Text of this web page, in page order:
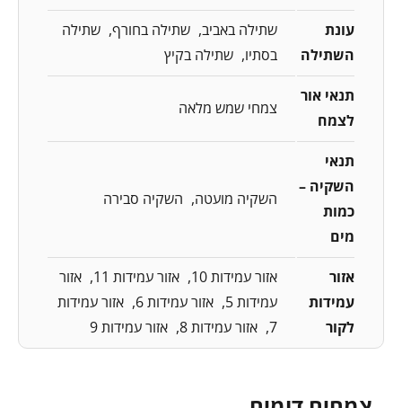
עונת
השתילה
שתילה באביב שתילה בחורף שתילה
בסתיו
שתילה בקיץ
תנאי אור
לצמח
צמחי שמש מלאה
תנאי
השקיה –
כמות
מים
השקיה מועטה השקיה סבירה
אזור
עמידות
לקור
אזור עמידות 10 אזור עמידות 11
אזור
עמידות 5
אזור עמידות 6
אזור עמידות
7 אזור עמידות 8 אזור עמידות 9